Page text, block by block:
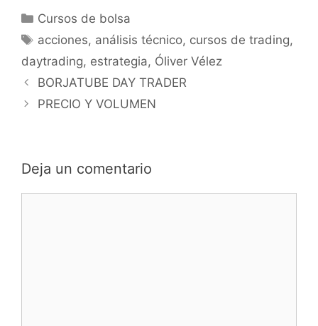
Categorías
Cursos de bolsa
Etiquetas
acciones, análisis técnico, cursos de trading,
daytrading, estrategia, Óliver Vélez
BORJATUBE DAY TRADER
PRECIO Y VOLUMEN
Deja un comentario